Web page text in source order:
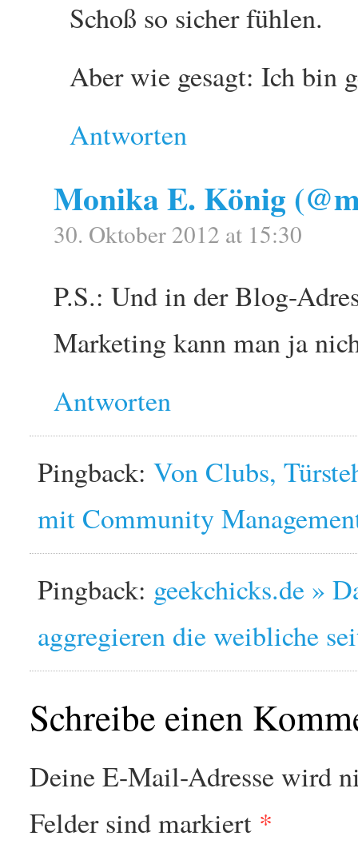
Schoß so sicher fühlen.
Aber wie gesagt: Ich bin
Antworten
Monika E. König
30. Oktober 2012 at 15:30
P.S.: Und in der Blog-
Marketing kann man ja
Antworten
Pingback:Von Clubs,
mit Community
Pingback: geekchicks.de »
aggregieren die weibliche
Schreibe einen
Deine E-Mail-Adresse wird
Felder sind markiert *